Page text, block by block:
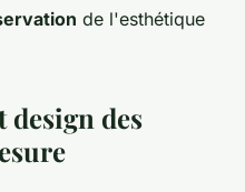
de l'esthétique
design des